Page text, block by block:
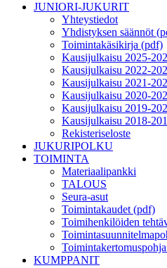
JUNIORI-JUKURIT
Yhteystiedot
Yhdistyksen säännöt
Toimintakäsikirja (pdf)
Kausijulkaisu 2025-
Kausijulkaisu 2022-
Kausijulkaisu 2021-
Kausijulkaisu 2020-
Kausijulkaisu 2019-
Kausijulkaisu 2018-
Rekisteriseloste
JUKURIPOLKU
TOIMINTA
Materiaalipankki
TALOUS
Seura-asut
Toimintakaudet (pdf)
Toimihenkilöiden
KUMPPANIT